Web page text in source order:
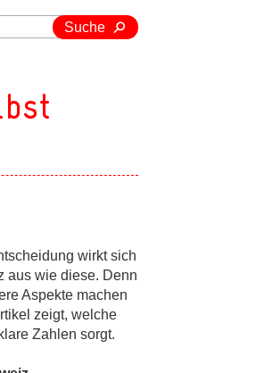
Suche
wirkt sich
aus wie diese. Denn
Aspekte machen
zeigt, welche
Zahlen sorgt.